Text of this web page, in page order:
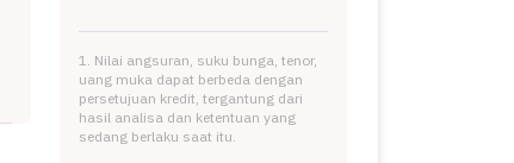
1. Nilai angsuran, suku bunga, tenor,
uang muka dapat berbeda dengan
persetujuan kredit, tergantung dari
hasil analisa dan ketentuan yang
sedang berlaku saat itu.